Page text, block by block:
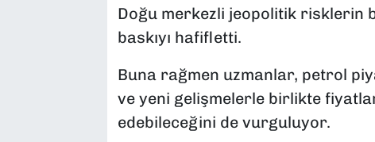
Doğu merkezli jeopolitik risklerin
baskıyı hafifletti.
Buna rağmen uzmanlar, petrol
ve yeni gelişmelerle birlikte
edebileceğini de vurguluyor.